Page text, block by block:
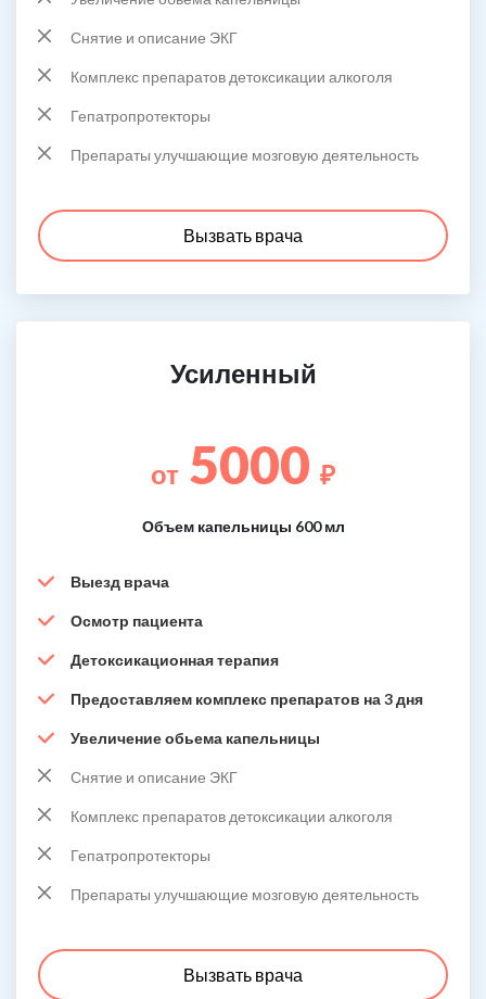
Снятие и описание ЭКГ
Комплекс препаратов детоксикации алкоголя
Гепатропротекторы
Препараты улучшающие мозговую деятельность
Вызвать врача
Усиленный
от 5000 ₽
Объем капельницы 600 мл
Выезд врача
Осмотр пациента
Детоксикационная терапия
Предоставляем комплекс препаратов на 3 дня
Увеличение обьема капельницы
Снятие и описание ЭКГ
Комплекс препаратов детоксикации алкоголя
Гепатропротекторы
Препараты улучшающие мозговую деятельность
Вызвать врача